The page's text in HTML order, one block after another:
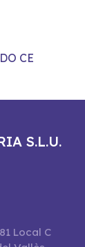
CE
S.L.U.
Local C